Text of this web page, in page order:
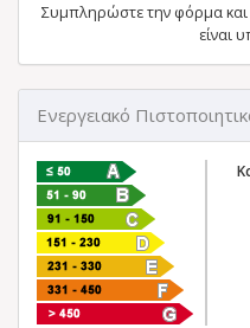
Συμπληρώστε την φόρμα
είναι
Ενεργειακό